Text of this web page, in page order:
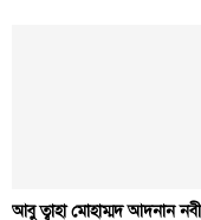
আবু ত্বাহা মোহাম্মদ আদনান